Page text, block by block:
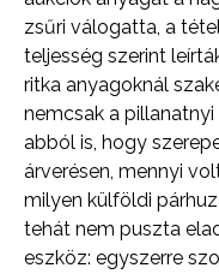
zsűri válogatta, a
teljesség szerint
ritka anyagoknál
nemcsak a
abból is, hogy
árverésen, mennyi
milyen külföldi
tehát nem puszta
eszköz: egyszerre